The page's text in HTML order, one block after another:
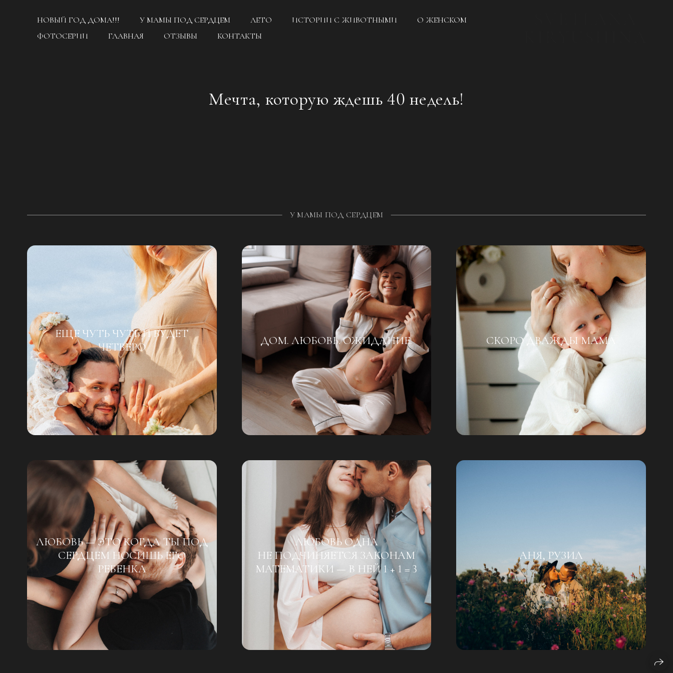
НОВЫЙ ГОД ДОМА!!! У МАМЫ ПОД СЕРДЦЕМ ЛЕТО ИСТОРИИ С ЖИВОТНЫМИ
О ЖЕНСКОМ
ФОТОСЕРИИ
ГЛАВНАЯ ОТЗЫВЫ КОНТАКТЫ
Мечта, которую ждешь 40 недель!
У МАМЫ ПОД СЕРДЦЕМ
ЕЩЕ ЧУТЬ ЧУТЬ И БУДЕТ
ЧЕТВЕРО
ДОМ. ЛЮБОВЬ. ОЖИДАНИЕ. СКОРО ДВАЖДЫ МАМА
ЛЮБОВЬ — ЭТО КОГДА ТЫ ПОД
СЕРДЦЕМ НОСИШЬ ЕГО
РЕБЕНКА
ЛЮБОВЬ ОДНА
НЕ ПОДЧИНЯЕТСЯ ЗАКОНАМ
МАТЕМАТИКИ — В НЕЙ 1 + 1 = 3
АНЯ, РУЗИЛ